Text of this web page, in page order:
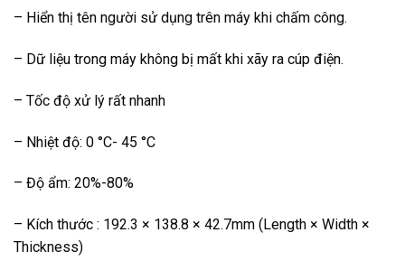
– Hiển thị tên người sử dụng trên máy khi chấm công.
– Dữ liệu trong máy không bị mất khi xãy ra cúp điện.
– Tốc độ xử lý rất nhanh
– Nhiệt độ: 0 °C- 45 °C
– Độ ẩm: 20%-80%
– Kích thước : 192.3 × 138.8 × 42.7mm (Length × Width ×
Thickness)